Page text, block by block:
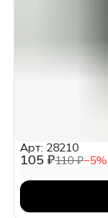
105 ₽110 ₽−5%
Арт: 28210